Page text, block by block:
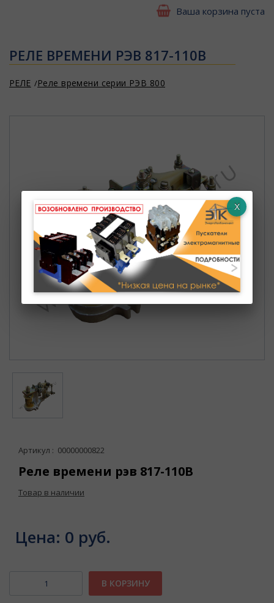
Ваша корзина пуста
РЕЛЕ ВРЕМЕНИ РЭВ 817-110В
РЕЛЕ Реле времени серии РЭВ 800
Артикул : 00000000822
Реле времени рэв 817-110В
Товар в наличии
Цена: 0 руб.
В КОРЗИНУ